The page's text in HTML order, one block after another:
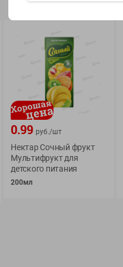
О сервисе
Оплата
Условия доставки
Возврат товара
0.99 руб./шт
Нектар Сочный фрукт
Мультифрукт для
детского питания
200мл